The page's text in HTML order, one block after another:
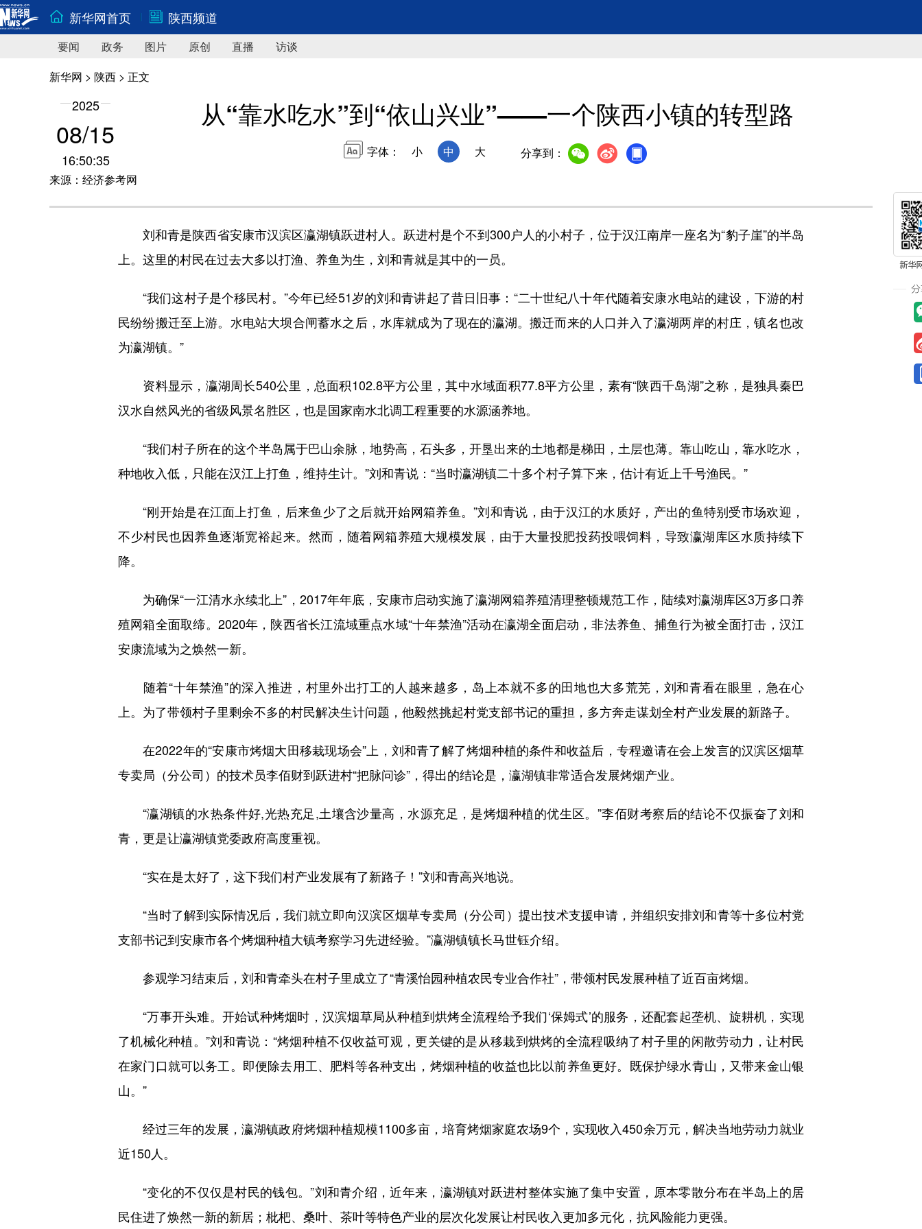
新华网首页 陕西频道
要闻 政务 图片 原创 直播
访谈
新华网 > 陕西 > 正文
2025
08/15
16:50:35
来源：经济参考网
从“靠水吃水”到“依山兴业”——一个陕西小镇的转型路
字体： 小 中 大 分享到：
刘和青是陕西省安康市汉滨区瀛湖镇跃进村人。跃进村是个不到300户人的小村子，位于汉江南岸一座名为“豹子崖”的半岛
上。这里的村民在过去大多以打渔、养鱼为生，刘和青就是其中的一员。
“我们这村子是个移民村。”今年已经51岁的刘和青讲起了昔日旧事：“二十世纪八十年代随着安康水电站的建设，下游的村
民纷纷搬迁至上游。水电站大坝合闸蓄水之后，水库就成为了现在的瀛湖。搬迁而来的人口并入了瀛湖两岸的村庄，镇名也改
为瀛湖镇。”
资料显示，瀛湖周长540公里，总面积102.8平方公里，其中水域面积77.8平方公里，素有“陕西千岛湖”之称，是独具秦巴
汉水自然风光的省级风景名胜区，也是国家南水北调工程重要的水源涵养地。
“我们村子所在的这个半岛属于巴山余脉，地势高，石头多，开垦出来的土地都是梯田，土层也薄。靠山吃山，靠水吃水，
种地收入低，只能在汉江上打鱼，维持生计。”刘和青说：“当时瀛湖镇二十多个村子算下来，估计有近上千号渔民。”
“刚开始是在江面上打鱼，后来鱼少了之后就开始网箱养鱼。”刘和青说，由于汉江的水质好，产出的鱼特别受市场欢迎，
不少村民也因养鱼逐渐宽裕起来。然而，随着网箱养殖大规模发展，由于大量投肥投药投喂饲料，导致瀛湖库区水质持续下
降。
为确保“一江清水永续北上”，2017年年底，安康市启动实施了瀛湖网箱养殖清理整顿规范工作，陆续对瀛湖库区3万多口养
殖网箱全面取缔。2020年，陕西省长江流域重点水域“十年禁渔”活动在瀛湖全面启动，非法养鱼、捕鱼行为被全面打击，汉江
安康流域为之焕然一新。
随着“十年禁渔”的深入推进，村里外出打工的人越来越多，岛上本就不多的田地也大多荒芜，刘和青看在眼里，急在心
上。为了带领村子里剩余不多的村民解决生计问题，他毅然挑起村党支部书记的重担，多方奔走谋划全村产业发展的新路子。
在2022年的“安康市烤烟大田移栽现场会”上，刘和青了解了烤烟种植的条件和收益后，专程邀请在会上发言的汉滨区烟草
专卖局（分公司）的技术员李佰财到跃进村“把脉问诊”，得出的结论是，瀛湖镇非常适合发展烤烟产业。
“瀛湖镇的水热条件好,光热充足,土壤含沙量高，水源充足，是烤烟种植的优生区。”李佰财考察后的结论不仅振奋了刘和
青，更是让瀛湖镇党委政府高度重视。
“实在是太好了，这下我们村产业发展有了新路子！”刘和青高兴地说。
“当时了解到实际情况后，我们就立即向汉滨区烟草专卖局（分公司）提出技术支援申请，并组织安排刘和青等十多位村党
支部书记到安康市各个烤烟种植大镇考察学习先进经验。”瀛湖镇镇长马世钰介绍。
参观学习结束后，刘和青牵头在村子里成立了“青溪怡园种植农民专业合作社”，带领村民发展种植了近百亩烤烟。
“万事开头难。开始试种烤烟时，汉滨烟草局从种植到烘烤全流程给予我们‘保姆式’的服务，还配套起垄机、旋耕机，实现
了机械化种植。”刘和青说：“烤烟种植不仅收益可观，更关键的是从移栽到烘烤的全流程吸纳了村子里的闲散劳动力，让村民
在家门口就可以务工。即便除去用工、肥料等各种支出，烤烟种植的收益也比以前养鱼更好。既保护绿水青山，又带来金山银
山。”
经过三年的发展，瀛湖镇政府烤烟种植规模1100多亩，培育烤烟家庭农场9个，实现收入450余万元，解决当地劳动力就业
近150人。
“变化的不仅仅是村民的钱包。”刘和青介绍，近年来，瀛湖镇对跃进村整体实施了集中安置，原本零散分布在半岛上的居
民住进了焕然一新的新居；枇杷、桑叶、茶叶等特色产业的层次化发展让村民收入更加多元化，抗风险能力更强。